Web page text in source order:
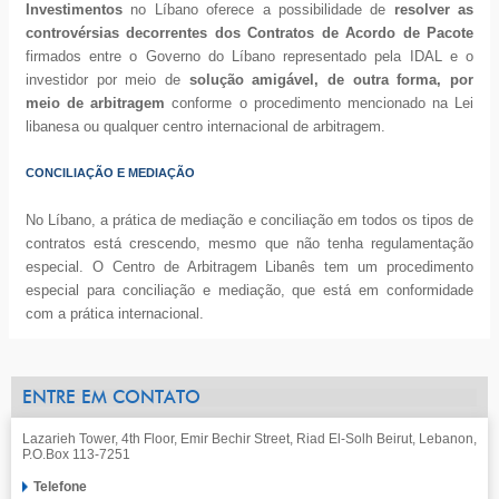
Investimentos no Líbano oferece a possibilidade de resolver as
controvérsias decorrentes dos Contratos de Acordo de Pacote
firmados entre o Governo do Líbano representado pela IDAL e o
investidor por meio de solução amigável, de outra forma, por
meio de arbitragem conforme o procedimento mencionado na Lei
libanesa ou qualquer centro internacional de arbitragem.
CONCILIAÇÃO E MEDIAÇÃO
No Líbano, a prática de mediação e conciliação em todos os tipos de
contratos está crescendo, mesmo que não tenha regulamentação
especial. O Centro de Arbitragem Libanês tem um procedimento
especial para conciliação e mediação, que está em conformidade
com a prática internacional.
ENTRE EM CONTATO
Lazarieh Tower, 4th Floor, Emir Bechir Street, Riad El-Solh Beirut, Lebanon,
P.O.Box 113-7251
Telefone